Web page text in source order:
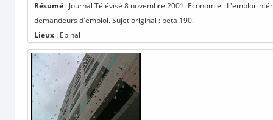
Résumé : Journal Télévisé 8 novembre 2001. Economie : L'emploi
demandeurs d'emploi. Sujet original : beta 190.
Lieux : Epinal